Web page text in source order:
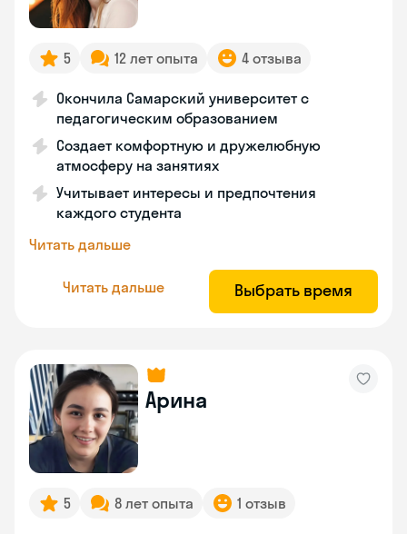
5 12 лет опыта 4 отзыва
Окончила Самарский университет с
педагогическим образованием
Создает комфортную и дружелюбную
атмосферу на занятиях
Учитывает интересы и предпочтения
каждого студента
Читать дальше
Читать дальше Выбрать время
Арина
5 8 лет опыта 1 отзыв